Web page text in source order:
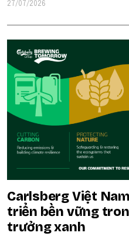
27/07/2026
Carlsberg Việt
triển bền vững
trưởng xanh